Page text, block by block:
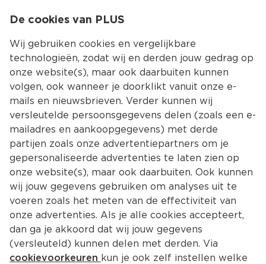
Kies jouw
Terug Producten
De cookies van PLUS
Wij gebruiken cookies en vergelijkbare
technologieën, zodat wij en derden jouw gedrag op
onze website(s), maar ook daarbuiten kunnen
volgen, ook wanneer je doorklikt vanuit onze e-
mails en nieuwsbrieven. Verder kunnen wij
versleutelde persoonsgegevens delen (zoals een e-
mailadres en aankoopgegevens) met derde
partijen zoals onze advertentiepartners om je
gepersonaliseerde advertenties te laten zien op
onze website(s), maar ook daarbuiten. Ook kunnen
wij jouw gegevens gebruiken om analyses uit te
voeren zoals het meten van de effectiviteit van
onze advertenties. Als je alle cookies accepteert,
dan ga je akkoord dat wij jouw gegevens
(versleuteld) kunnen delen met derden. Via
cookievoorkeuren kun je ook zelf instellen welke